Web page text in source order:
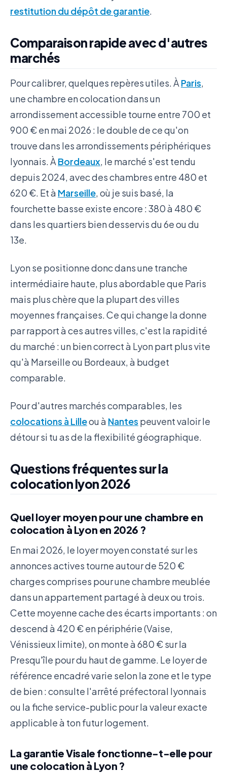
restitution du dépôt de garantie.
Comparaison rapide avec d'autres
marchés
Pour calibrer, quelques repères utiles. À Paris,
une chambre en colocation dans un
arrondissement accessible tourne entre 700 et
900 € en mai 2026 : le double de ce qu'on
trouve dans les arrondissements périphériques
lyonnais. À Bordeaux, le marché s'est tendu
depuis 2024, avec des chambres entre 480 et
620 €. Et à Marseille, où je suis basé, la
fourchette basse existe encore : 380 à 480 €
dans les quartiers bien desservis du 6e ou du
13e.
Lyon se positionne donc dans une tranche
intermédiaire haute, plus abordable que Paris
mais plus chère que la plupart des villes
moyennes françaises. Ce qui change la donne
par rapport à ces autres villes, c'est la rapidité
du marché : un bien correct à Lyon part plus vite
qu'à Marseille ou Bordeaux, à budget
comparable.
Pour d'autres marchés comparables, les
colocations à Lilleou à Nantes peuvent valoir le
détour si tu as de la flexibilité géographique.
Questions fréquentes sur la
colocation lyon 2026
Quel loyer moyen pour une chambre en
colocation à Lyon en 2026 ?
En mai 2026, le loyer moyen constaté sur les
annonces actives tourne autour de 520 €
charges comprises pour une chambre meublée
dans un appartement partagé à deux ou trois.
Cette moyenne cache des écarts importants : on
descend à 420 € en périphérie (Vaise,
Vénissieux limite), on monte à 680 € sur la
Presqu'île pour du haut de gamme. Le loyer de
référence encadré varie selon la zone et le type
de bien : consulte l'arrêté préfectoral lyonnais
ou la fiche service-public pour la valeur exacte
applicable à ton futur logement.
La garantie Visale fonctionne-t-elle pour
une colocation à Lyon ?